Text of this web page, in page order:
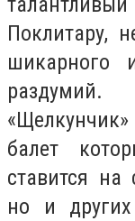
Поклитару,
шикарного
балет
ставится на
но и